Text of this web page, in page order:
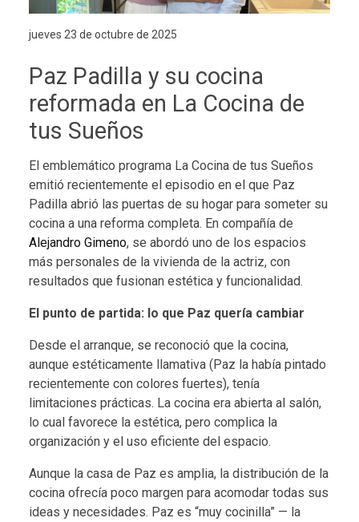
jueves 23 de octubre de 2025
Paz Padilla y su cocina
reformada en La Cocina de
tus Sueños
El emblemático programa La Cocina de tus Sueños
emitió recientemente el episodio en el que Paz
Padilla abrió las puertas de su hogar para someter su
cocina a una reforma completa. En compañía de
Alejandro Gimeno, se abordó uno de los espacios
más personales de la vivienda de la actriz, con
resultados que fusionan estética y funcionalidad.
El punto de partida: lo que Paz quería cambiar
Desde el arranque, se reconoció que la cocina,
aunque estéticamente llamativa (Paz la había pintado
recientemente con colores fuertes), tenía
limitaciones prácticas. La cocina era abierta al salón,
lo cual favorece la estética, pero complica la
organización y el uso eficiente del espacio.
Aunque la casa de Paz es amplia, la distribución de la
cocina ofrecía poco margen para acomodar todas sus
ideas y necesidades. Paz es “muy cocinilla” — la